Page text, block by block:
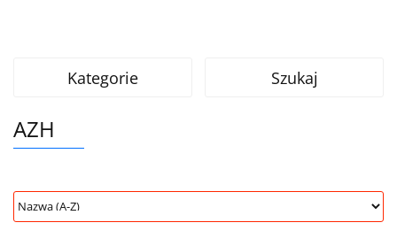
Kategorie Szukaj
AZH